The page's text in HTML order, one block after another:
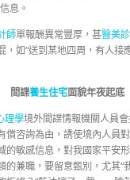
息。
師單報酬異常豐厚，甚醫美
如“送到某地四周，有人接
間諜養生住宅面貌年夜起底
理學境外間諜情報機關人員
償咨詢為由，誘使境內人員
的敏感信息，對我國家平安
的兼職，要留意甄別，尤其“